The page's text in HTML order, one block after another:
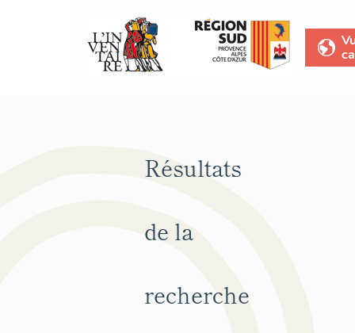
Résultats
de la
recherche